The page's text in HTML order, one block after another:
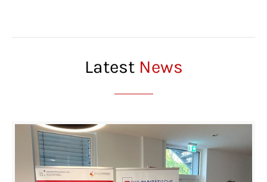
Latest News